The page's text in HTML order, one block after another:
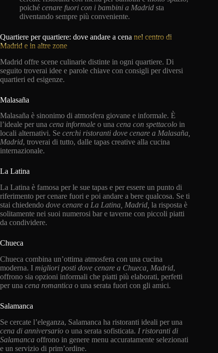
poiché cenare fuori con i bambini a Madrid sta
diventando sempre più conveniente.
Quartiere per quartiere: dove andare a cena nel centro di
Madrid e in altre zone
Madrid offre scene culinarie distinte in ogni quartiere. Di
seguito troverai idee e parole chiave con consigli per diversi
quartieri ed esigenze.
Malasaña
Malasaña è sinonimo di atmosfera giovane e informale. È
l’ideale per una cena informale o una cena con spettacolo in
locali alternativi. Se cerchi ristoranti dove cenare a Malasaña,
Madrid, troverai di tutto, dalle tapas creative alla cucina
internazionale.
La Latina
La Latina è famosa per le sue tapas e per essere un punto di
riferimento per cenare fuori e poi andare a bere qualcosa. Se ti
stai chiedendo dove cenare a La Latina, Madrid, la risposta è
solitamente nei suoi numerosi bar e taverne con piccoli piatti
da condividere.
Chueca
Chueca combina un’ottima atmosfera con una cucina
moderna. I migliori posti dove cenare a Chueca, Madrid,
offrono sia opzioni informali che piatti più elaborati, perfetti
per una cena romantica o una serata fuori con gli amici.
Salamanca
Se cercate l’eleganza, Salamanca ha ristoranti ideali per una
cena di anniversario o una serata sofisticata. I ristoranti di
Salamanca offrono in genere menu accuratamente selezionati
e un servizio di prim’ordine.